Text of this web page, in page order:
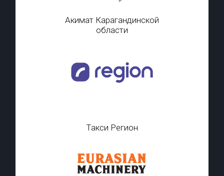
Акимат Карагандинской
области
Такси Регион